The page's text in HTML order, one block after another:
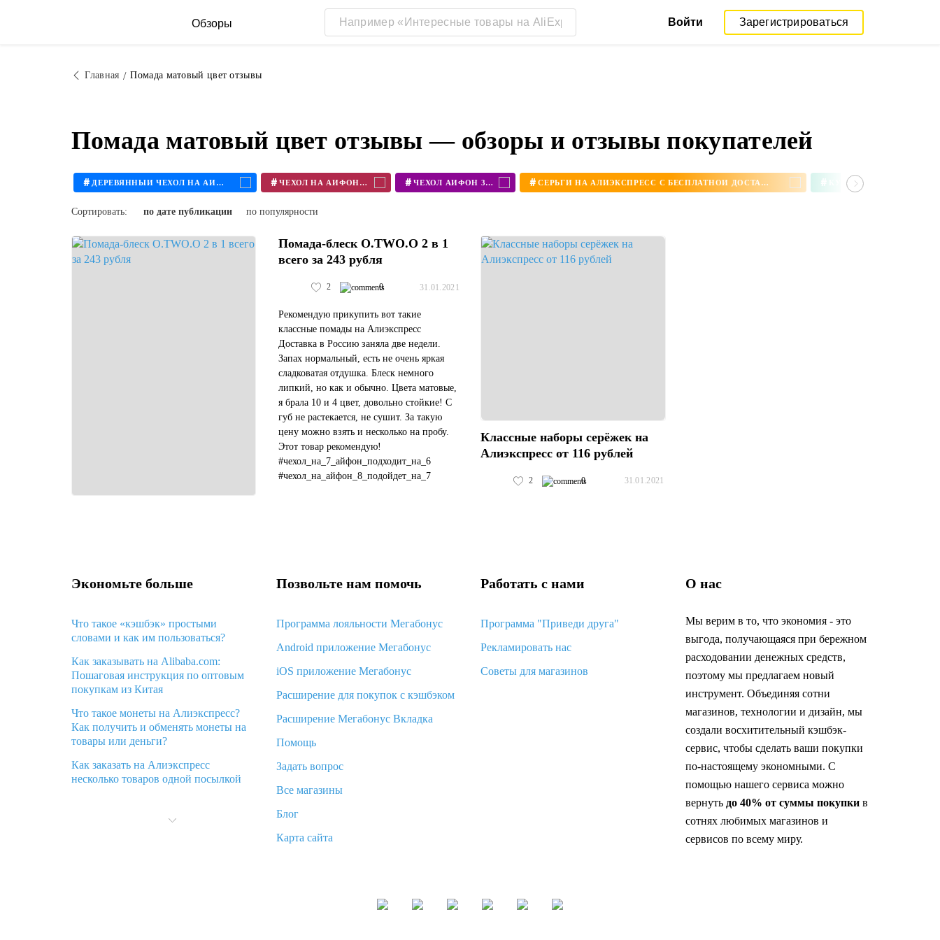
Обзоры Войти Зарегистрироваться
Главная Помада матовый цвет отзывы
Помада матовый цвет отзывы — обзоры и отзывы покупателей
# ДЕРЕВЯННЫЙ ЧЕХОЛ НА АЙФОН # ЧЕХОЛ НА АЙФОН 11 # ЧЕХОЛ АЙФОН 360 # СЕРЬГИ НА АЛИЭКСПРЕСС С БЕСПЛАТНОЙ ДОСТАВКОЙ #
Сортировать: по дате публикации по популярности
Помада-блеск O.TWO.O 2 в 1
всего за 243 рубля
2 0 31.01.2021
Рекомендую прикупить вот такие
классные помады на Алиэкспресс
Доставка в Россию заняла две недели.
Запах нормальный, есть не очень яркая
сладковатая отдушка. Блеск немного
липкий, но как и обычно. Цвета матовые,
я брала 10 и 4 цвет, довольно стойкие! С
губ не растекается, не сушит. За такую
цену можно взять и несколько на пробу.
Этот товар рекомендую!
#чехол_на_7_айфон_подходит_на_6
#чехол_на_айфон_8_подойдет_на_7
Классные наборы серёжек на
Алиэкспресс от 116 рублей
2 0 31.01.2021
Экономьте больше
Что такое «кэшбэк» простыми
словами и как им пользоваться?
Как заказывать на Alibaba.com:
Пошаговая инструкция по оптовым
покупкам из Китая
Что такое монеты на Алиэкспресс?
Как получить и обменять монеты на
товары или деньги?
Как заказать на Алиэкспресс
несколько товаров одной посылкой
Алиэкспресс и что делать?
Позвольте нам помочь
Программа лояльности Мегабонус
Android приложение Мегабонус
iOS приложение Мегабонус
Расширение для покупок с кэшбэком
Расширение Мегабонус Вкладка
Помощь
Задать вопрос
Все магазины
Блог
Карта сайта
Работать с нами
Программа "Приведи друга"
Рекламировать нас
Советы для магазинов
О нас
Мы верим в то, что экономия - это
выгода, получающаяся при бережном
расходовании денежных средств,
поэтому мы предлагаем новый
инструмент. Объединяя сотни
магазинов, технологии и дизайн, мы
создали восхитительный кэшбэк-
сервис, чтобы сделать ваши покупки
по-настоящему экономными. С
помощью нашего сервиса можно
вернуть до 40% от суммы покупкив
сотнях любимых магазинов и
сервисов по всему миру.